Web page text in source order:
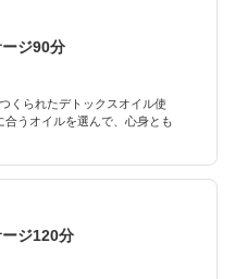
ジ90分
くられたデトックスオイル使
うオイルを選んで、心身とも
ジ120分